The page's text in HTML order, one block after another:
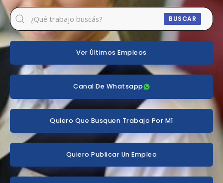
BUSCAR
Ver Últimos Empleos
Canal De Whatsapp
Quiero Que Busquen Trabajo Por Mí
Quiero Publicar Un Empleo